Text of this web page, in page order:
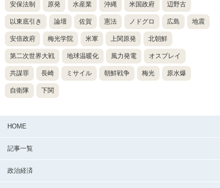
安保法制 原発 水産業 沖縄 米国政府 辺野古
以東底引き 論壇 佐賀 憲法 ノドグロ 広島 地震
安倍政府 梅光学院 米軍 上関原発 北朝鮮
第二次世界大戦 地球温暖化 風力発電 オスプレイ
共謀罪 長崎 ミサイル 朝鮮戦争 梅光 原水爆
自衛隊 下関
HOME
記事一覧
政治経済